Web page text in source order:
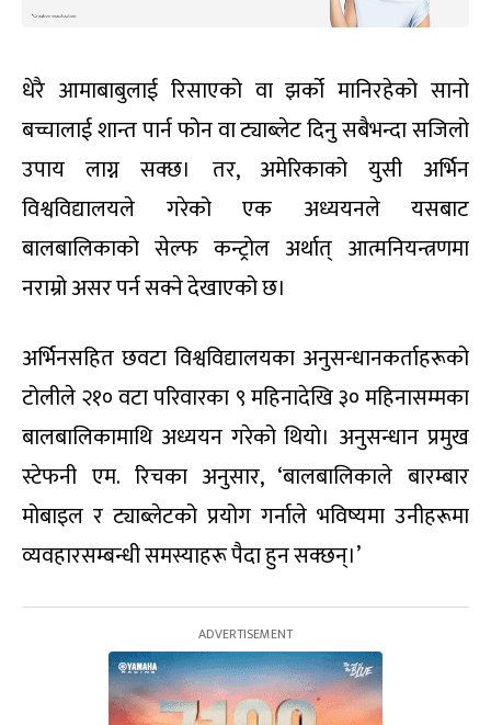
धेरै आमाबाबुलाई रिसाएको वा झर्को मानिरहेको सानो
बच्चालाई शान्त पार्न फोन वा ट्याब्लेट दिनु सबैभन्दा सजिलो
उपाय लाग्न सक्छ। तर, अमेरिकाको युसी अर्भिन
विश्वविद्यालयले गरेको एक अध्ययनले यसबाट
बालबालिकाको सेल्फ कन्ट्रोल अर्थात् आत्मनियन्त्रणमा
नराम्रो असर पर्न सक्ने देखाएको छ।
अर्भिनसहित छवटा विश्वविद्यालयका अनुसन्धानकर्ताहरूको
टोलीले २१० वटा परिवारका ९ महिनादेखि ३० महिनासम्मका
बालबालिकामाथि अध्ययन गरेको थियो। अनुसन्धान प्रमुख
स्टेफनी एम. रिचका अनुसार, ‘बालबालिकाले बारम्बार
मोबाइल र ट्याब्लेटको प्रयोग गर्नाले भविष्यमा उनीहरूमा
व्यवहारसम्बन्धी समस्याहरू पैदा हुन सक्छन्।’